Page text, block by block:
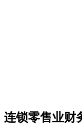
连锁零售业财